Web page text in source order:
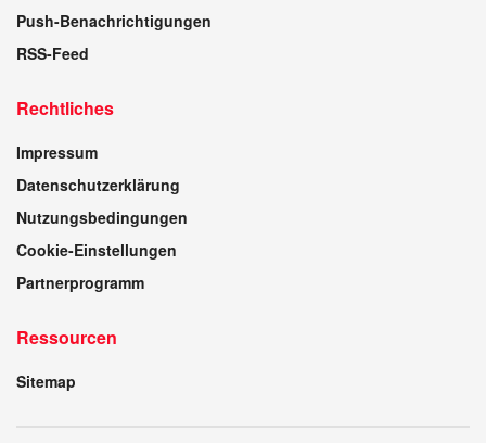
Push-Benachrichtigungen
RSS-Feed
Rechtliches
Impressum
Datenschutzerklärung
Nutzungsbedingungen
Cookie-Einstellungen
Partnerprogramm
Ressourcen
Sitemap